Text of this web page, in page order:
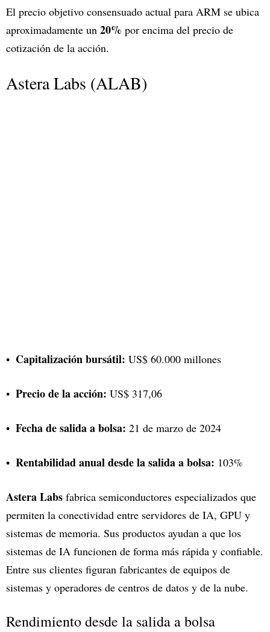
El precio objetivo consensuado actual para ARM se ubica
aproximadamente un 20% por encima del precio de
cotización de la acción.
Astera Labs (ALAB)
Capitalización bursátil: US$ 60.000 millones
Precio de la acción: US$ 317,06
Fecha de salida a bolsa: 21 de marzo de 2024
Rentabilidad anual desde la salida a bolsa: 103%
Astera Labs fabrica semiconductores especializados que
permiten la conectividad entre servidores de IA, GPU y
sistemas de memoria. Sus productos ayudan a que los
sistemas de IA funcionen de forma más rápida y confiable.
Entre sus clientes figuran fabricantes de equipos de
sistemas y operadores de centros de datos y de la nube.
Rendimiento desde la salida a bolsa